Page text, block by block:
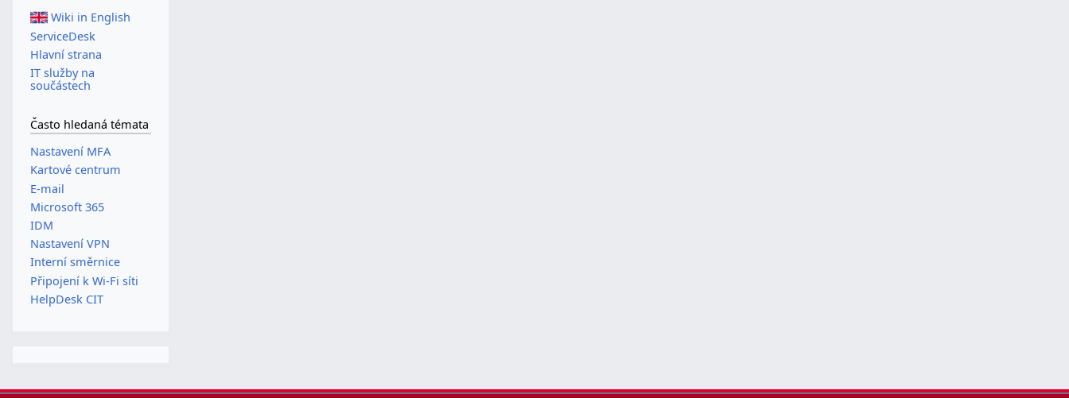
Wiki in English
ServiceDesk
Hlavní strana
IT služby na
součástech
Často hledaná témata
Nastavení MFA
Kartové centrum
E-mail
Microsoft 365
IDM
Nastavení VPN
Interní směrnice
Připojení k Wi-Fi síti
HelpDesk CIT